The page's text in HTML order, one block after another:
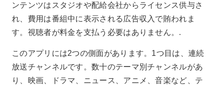
ンテンツはスタジオや配給会社からライセンス供与さ
れ、費用は番組中に表示される広告収入で賄われま
す。視聴者が料金を支払う必要はありません。.
このアプリには2つの側面があります。1つ目は、連続
放送チャンネルです。数十のテーマ別チャンネルがあ
り、映画、ドラマ、ニュース、アニメ、音楽など、テ